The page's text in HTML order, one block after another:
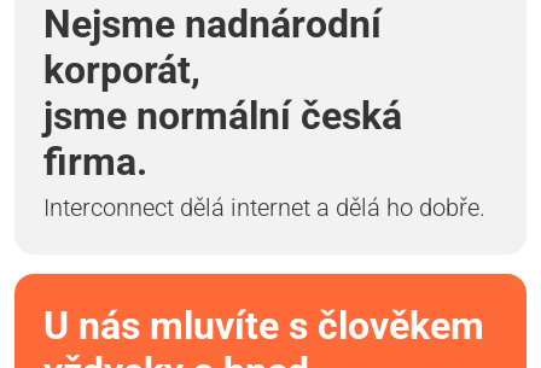
Nejsme nadnárodní
korporát,
jsme normální česká
firma.
Interconnect dělá internet a dělá ho dobře.
U nás mluvíte s člověkem